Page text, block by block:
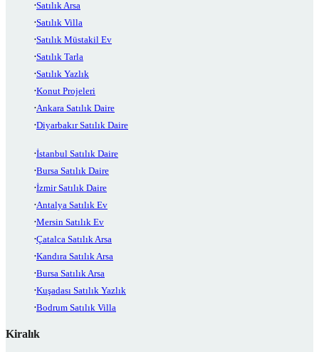
Satılık Arsa
Satılık Villa
Satılık Müstakil Ev
Satılık Tarla
Satılık Yazlık
Konut Projeleri
Ankara Satılık Daire
Diyarbakır Satılık Daire
İstanbul Satılık Daire
Bursa Satılık Daire
İzmir Satılık Daire
Antalya Satılık Ev
Mersin Satılık Ev
Çatalca Satılık Arsa
Kandıra Satılık Arsa
Bursa Satılık Arsa
Kuşadası Satılık Yazlık
Bodrum Satılık Villa
Kiralık